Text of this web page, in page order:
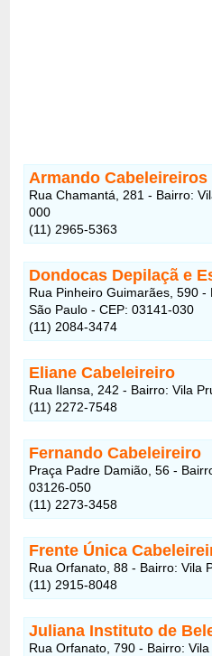
Armando Cabeleireiros
Rua Chamantá, 281 - Bairro:
000
(11) 2965-5363
Dondocas Depilaçã e
Rua Pinheiro Guimarães, 590
São Paulo - CEP: 03141-030
(11) 2084-3474
Eliane Cabeleireiro
Rua Ilansa, 242 - Bairro: Vila
(11) 2272-7548
Fernando Cabeleireiro
Praça Padre Damião, 56 -
03126-050
(11) 2273-3458
Frente Única
Rua Orfanato, 88 - Bairro: Vila
(11) 2915-8048
Juliana Instituto de
Rua Orfanato, 790 - Bairro: